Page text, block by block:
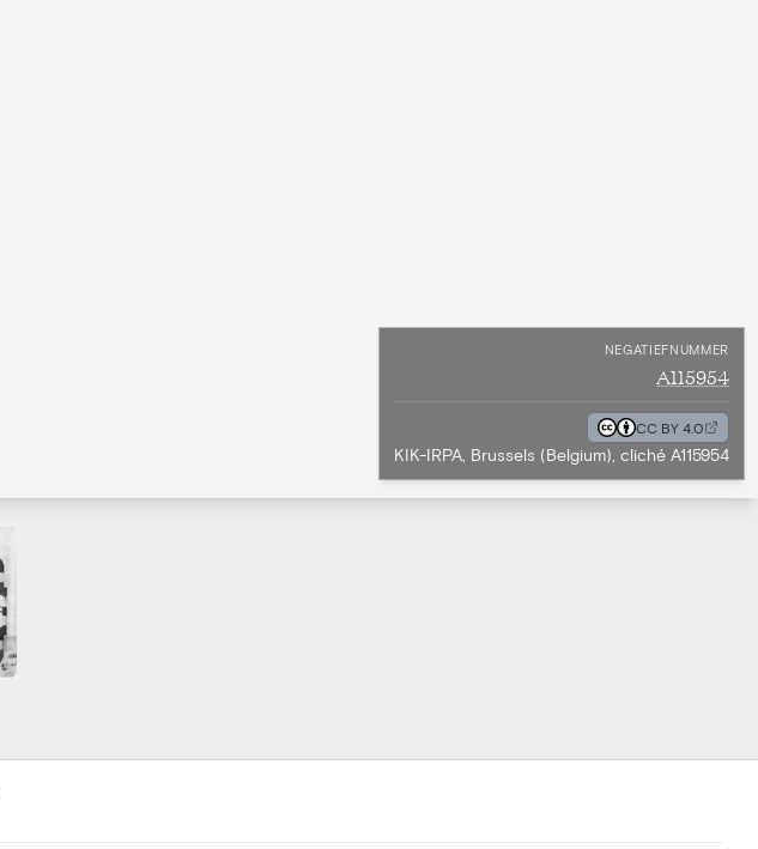
NEGATIEFNUMMER
A115954
CC BY 4.0
KIK-IRPA, Brussels (Belgium), cliché A115954